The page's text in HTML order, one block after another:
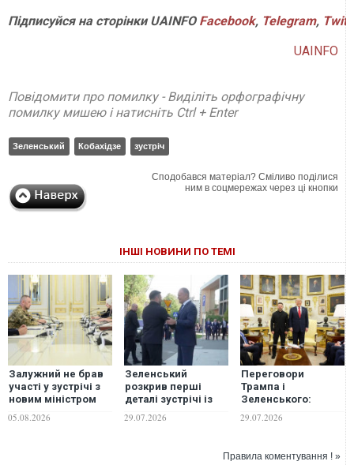
Підписуйся на сторінки UAINFO Facebook, Telegram,
UAINFO
Повідомити про помилку - Виділіть орфографічну
помилку мишею і натисніть Ctrl + Enter
Зеленський Кобахідзе зустріч
Сподобався матеріал? Сміливо поділися
ним в соцмережах через ці кнопки
ІНШІ НОВИНИ ПО ТЕМІ
Залужний не брав
участі у зустрічі з
новим міністром
оборони Британії в
Києві: в ОП та в
05.08.2026
Зеленський
розкрив перші
деталі зустрічі із
Туском
29.07.2026
Переговори
Трампа і
Зеленського:
важливі деталі, -
Володимир
29.07.2026
Правила коментування ! »